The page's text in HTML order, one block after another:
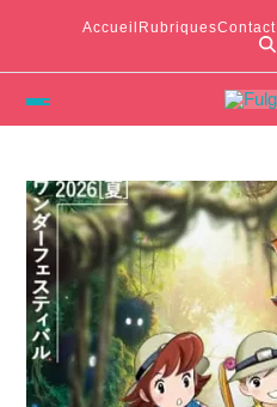
Accueil RubriquesContact